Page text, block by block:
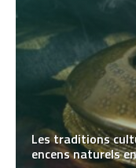
Les traditions
encens naturels